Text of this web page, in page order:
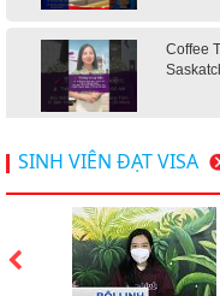
Coffee
Hội
dưới
Du học
chương
SINH VIÊN ĐẠT VISA